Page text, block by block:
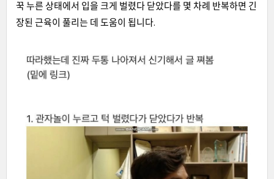
꾹 누른 상태에서 입을 크게 벌렸다 닫았다를 몇 차례 반복하면 긴
장된 근육이 풀리는 데 도움이 됩니다.